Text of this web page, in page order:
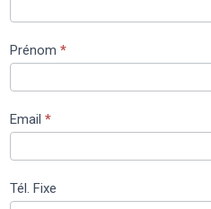
Prénom*
Email*
Tél. Fixe